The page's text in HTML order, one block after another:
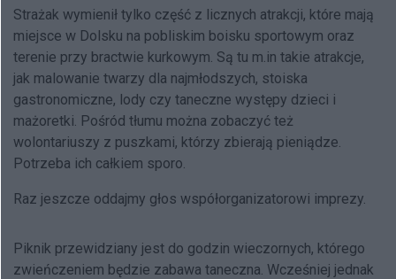
Strażak wymienił tylko część z licznych atrakcji, które mają
miejsce w Dolsku na pobliskim boisku sportowym oraz
terenie przy bractwie kurkowym. Są tu m.in takie atrakcje,
jak malowanie twarzy dla najmłodszych, stoiska
gastronomiczne, lody czy taneczne występy dzieci i
mażoretki. Pośród tłumu można zobaczyć też
wolontariuszy z puszkami, którzy zbierają pieniądze.
Potrzeba ich całkiem sporo.
Raz jeszcze oddajmy głos współorganizatorowi imprezy.
Piknik przewidziany jest do godzin wieczornych, którego
zwieńczeniem będzie zabawa taneczna. Wcześniej jednak